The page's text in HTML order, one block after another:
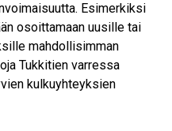
Esimerkiksi
osoittamaan uusille tai
mahdollisimman
Tukkitien varressa
kulkuyhteyksien